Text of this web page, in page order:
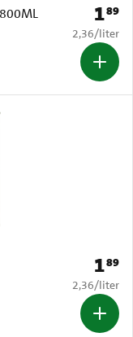
Prijs:
189
€ 2,36 per
2,36/liter
Prijs:
189
€ 2,36 per
2,36/liter